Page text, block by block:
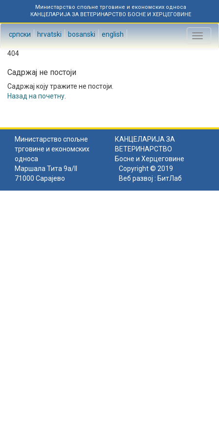
Министарство спољне трговине и економских односа
КАНЦЕЛАРИЈА ЗА ВЕТЕРИНАРСТВО БОСНЕ И ХЕРЦЕГОВИНЕ
српски hrvatski bosanski english
Toggle
404
Садржај не постоји
Садржај коју тражите не постоји.
Назад на почетну
Министарство спољне
трговине и економских
односа
КАНЦЕЛАРИЈА ЗА
ВЕТЕРИНАРСТВО
Босне и Херцеговине
Маршала Тита 9а/II
71000 Сарајево
Copyright © 2019
Веб развој : БитЛаб